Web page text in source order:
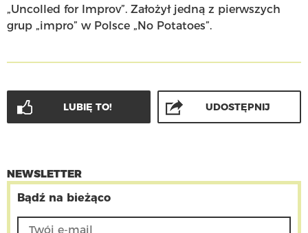
„Uncolled for Improv”. Założył jedną z pierwszych
grup „impro” w Polsce „No Potatoes”.
LUBIĘ TO! UDOSTĘPNIJ
NEWSLETTER
Bądź na bieżąco